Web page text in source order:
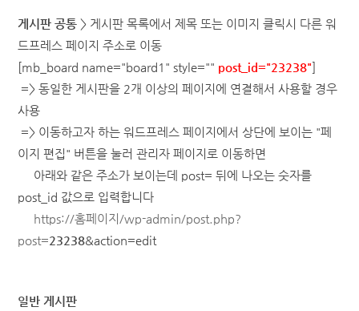
게시판 공통 > 게시판 목록에서 제목 또는 이미지 클릭시 다른 워
드프레스 페이지 주소로 이동
[mb_board name="board1 " style="" post_id="23238"]
=> 동일한 게시판을 2개 이상의 페이지에 연결해서 사용할 경우
사용
=> 이동하고자 하는 워드프레스 페이지에서 상단에 보이는 "페
이지 편집" 버튼을 눌러 관리자 페이지로 이동하면
아래와 같은 주소가 보이는데 post= 뒤에 나오는 숫자를
post_id 값으로 입력합니다
https://홈페이지/wp-admin/post.php?
post=23238&action=edit
일반 게시판